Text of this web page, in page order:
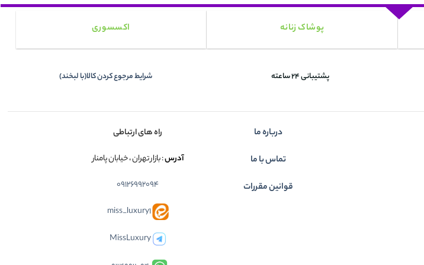
پوشاک زنانه اکسسوری
پشتیبانی 24 ساعته شرایط مرجوع کردن کالا(با لبخند)
درباره ما
تماس با ما
قوانین مقررات
راه های ارتباطی
آدرس: بازار تهران ، خیابان پامنار
09126992094
miss_luxury1
MissLuxury